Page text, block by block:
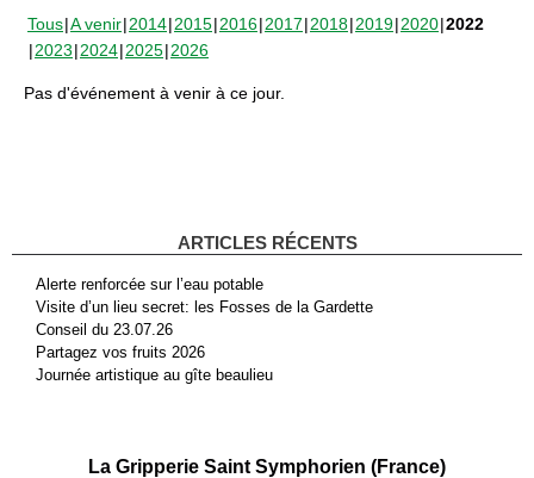
Tous A venir 2014 2015 2016 2017 2018 2019 2020 2022
2023 2024 2025 2026
Pas d'événement à venir à ce jour.
ARTICLES RÉCENTS
Alerte renforcée sur l’eau potable
Visite d’un lieu secret: les Fosses de la Gardette
Conseil du 23.07.26
Partagez vos fruits 2026
Journée artistique au gîte beaulieu
La Gripperie Saint Symphorien (France)